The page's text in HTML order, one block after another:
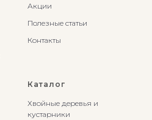
Акции
Полезные статьи
Контакты
Каталог
Хвойные деревья и
кустарники